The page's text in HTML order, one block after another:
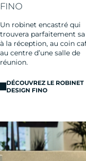
FINO
Un robinet encastré qui
trouvera parfaitement
à la réception, au coin
au centre d’une salle de
réunion.
DÉCOUVREZ LE ROBINET
DESIGN FINO